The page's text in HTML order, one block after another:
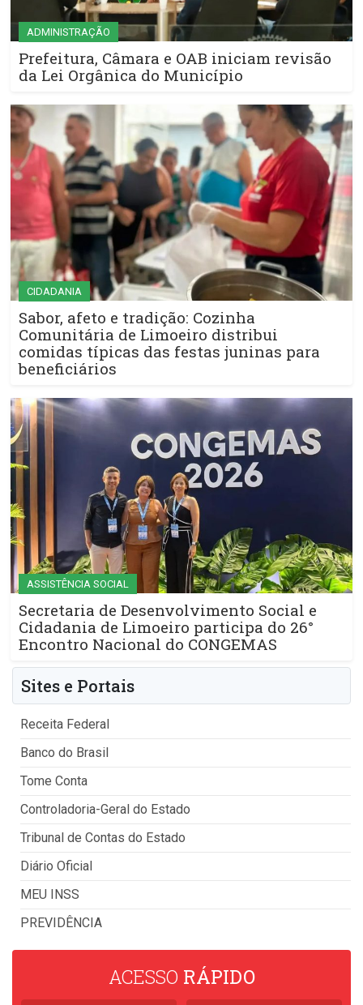
ADMINISTRAÇÃO
Prefeitura, Câmara e OAB iniciam revisão
da Lei Orgânica do Município
CIDADANIA
Sabor, afeto e tradição: Cozinha
Comunitária de Limoeiro distribui
comidas típicas das festas juninas para
beneficiários
ASSISTÊNCIA SOCIAL
Secretaria de Desenvolvimento Social e
Cidadania de Limoeiro participa do 26°
Encontro Nacional do CONGEMAS
Sites e Portais
Receita Federal
Banco do Brasil
Tome Conta
Controladoria-Geral do Estado
Tribunal de Contas do Estado
Diário Oficial
MEU INSS
PREVIDÊNCIA
ACESSO RÁPIDO